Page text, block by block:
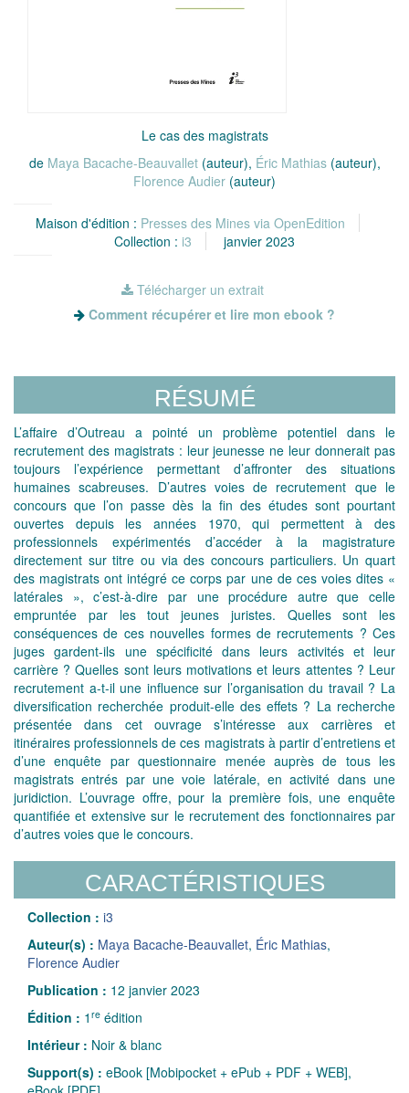
Le cas des magistrats
de Maya Bacache-Beauvallet(auteur), Éric Mathias(auteur),
Florence Audier (auteur)
Maison d'édition : Presses des Mines via OpenEdition
Collection : i3 janvier 2023
Télécharger un extrait
Comment récupérer et lire mon ebook ?
RÉSUMÉ
L’affaire d’Outreau a pointé un problème potentiel dans le
recrutement des magistrats : leur jeunesse ne leur donnerait pas
toujours l’expérience permettant d’affronter des situations
humaines scabreuses. D’autres voies de recrutement que le
concours que l’on passe dès la fin des études sont pourtant
ouvertes depuis les années 1970, qui permettent à des
professionnels expérimentés d’accéder à la magistrature
directement sur titre ou via des concours particuliers. Un quart
des magistrats ont intégré ce corps par une de ces voies dites «
latérales », c’est-à-dire par une procédure autre que celle
empruntée par les tout jeunes juristes. Quelles sont les
conséquences de ces nouvelles formes de recrutements ? Ces
juges gardent-ils une spécificité dans leurs activités et leur
carrière ? Quelles sont leurs motivations et leurs attentes ? Leur
recrutement a-t-il une influence sur l’organisation du travail ? La
diversification recherchée produit-elle des effets ? La recherche
présentée dans cet ouvrage s’intéresse aux carrières et
itinéraires professionnels de ces magistrats à partir d’entretiens et
d’une enquête par questionnaire menée auprès de tous les
magistrats entrés par une voie latérale, en activité dans une
juridiction. L’ouvrage offre, pour la première fois, une enquête
quantifiée et extensive sur le recrutement des fonctionnaires par
d’autres voies que le concours.
CARACTÉRISTIQUES
Collection : i3
Auteur(s) : Maya Bacache-Beauvallet, Éric Mathias,
Florence Audier
Publication : 12 janvier 2023
Édition : 1 re édition
Intérieur : Noir & blanc
Support(s) : eBook [Mobipocket + ePub + PDF + WEB],